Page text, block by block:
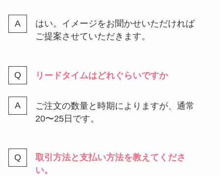
はい。イメージをお聞かせいただければ
ご提案させていただきます。
リードタイムはどれぐらいですか
ご注文の数量と時期によりますが、通常
20〜25日です。
取引方法と支払い方法を教えてくださ
い。